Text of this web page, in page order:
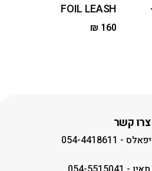
INVIZ
FOIL LEASH
₪ 160
צרו קשר
054-4418611